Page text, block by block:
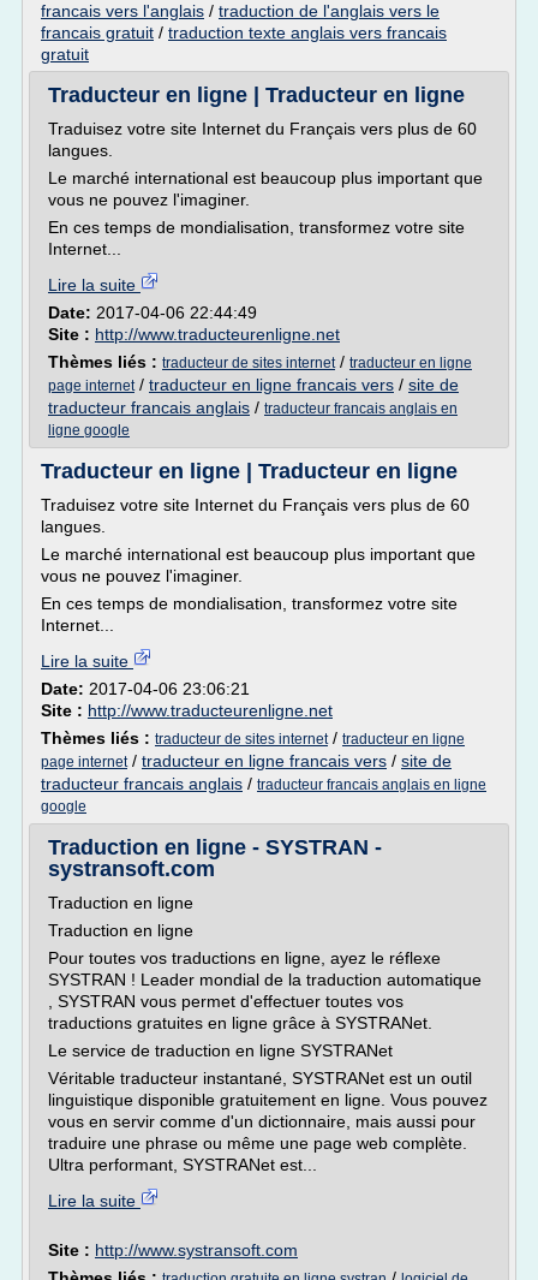
francais vers l'anglais / traduction de l'anglais vers le
francais gratuit / traduction texte anglais vers francais
gratuit
Traducteur en ligne | Traducteur en ligne
Traduisez votre site Internet du Français vers plus de 60
langues.
Le marché international est beaucoup plus important que
vous ne pouvez l'imaginer.
En ces temps de mondialisation, transformez votre site
Internet...
Lire la suite
Date: 2017-04-06 22:44:49
Site : http://www.traducteurenligne.net
Thèmes liés : traducteur de sites internet/ traducteur en ligne
page internet/ traducteur en ligne francais vers / site de
traducteur francais anglais / traducteur francais anglais en
ligne google
Traducteur en ligne | Traducteur en ligne
Traduisez votre site Internet du Français vers plus de 60
langues.
Le marché international est beaucoup plus important que
vous ne pouvez l'imaginer.
En ces temps de mondialisation, transformez votre site
Internet...
Lire la suite
Date: 2017-04-06 23:06:21
Site : http://www.traducteurenligne.net
Thèmes liés : traducteur de sites internet/ traducteur en ligne
page internet/ traducteur en ligne francais vers / site de
traducteur francais anglais / traducteur francais anglais en ligne
google
Traduction en ligne - SYSTRAN -
systransoft.com
Traduction en ligne
Traduction en ligne
Pour toutes vos traductions en ligne, ayez le réflexe
SYSTRAN ! Leader mondial de la traduction automatique
, SYSTRAN vous permet d'effectuer toutes vos
traductions gratuites en ligne grâce à SYSTRANet.
Le service de traduction en ligne SYSTRANet
Véritable traducteur instantané, SYSTRANet est un outil
linguistique disponible gratuitement en ligne. Vous pouvez
vous en servir comme d'un dictionnaire, mais aussi pour
traduire une phrase ou même une page web complète.
Ultra performant, SYSTRANet est...
Lire la suite
Site : http://www.systransoft.com